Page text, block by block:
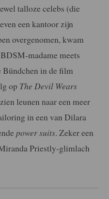
talloze celebs (die
een kantoor zijn
overgenomen, kwam
madame meets
Bündchen in de film
op The Devil Wears
leunen naar een meer
in een van Dilara
power suits. Zeker een
Priestly-glimlach